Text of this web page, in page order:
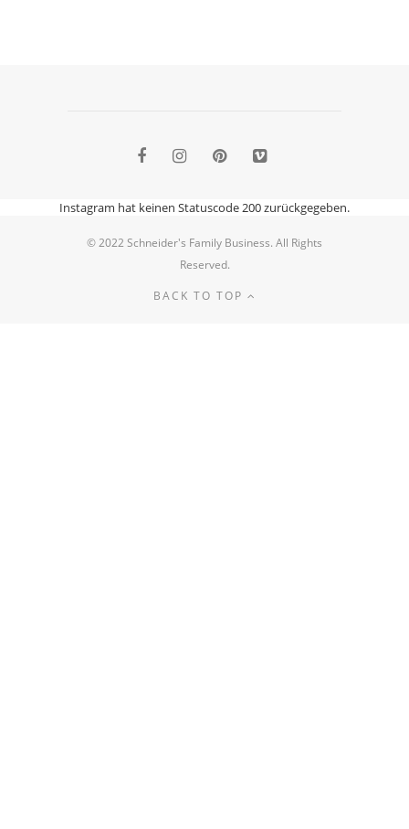
Instagram hat keinen Statuscode 200 zurückgegeben.
© 2022 Schneider's Family Business. All Rights
Reserved.
BACK TO TOP